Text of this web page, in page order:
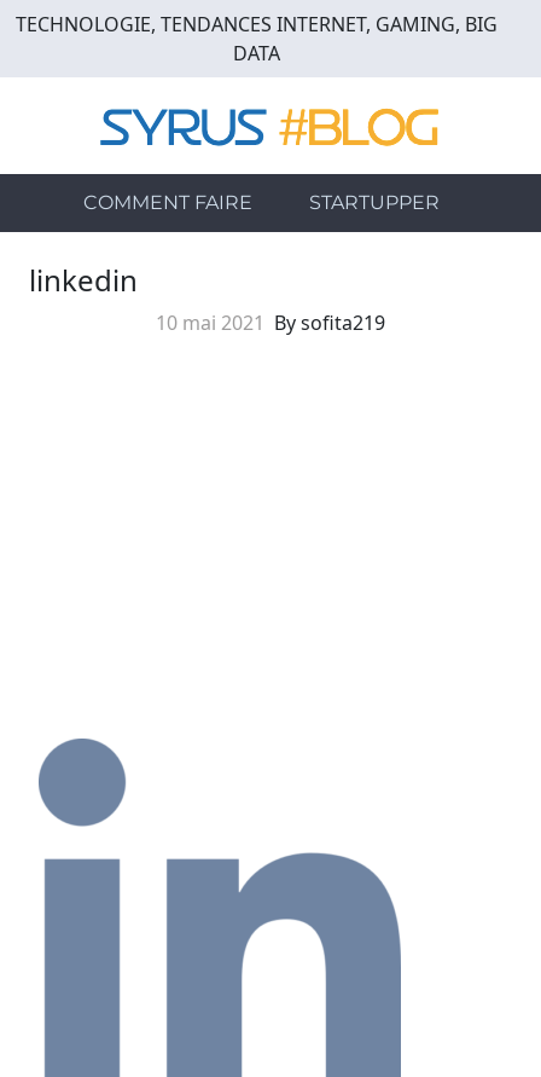
Skip
main
TECHNOLOGIE, TENDANCES INTERNET, GAMING, BIG
DATA
COMMENT FAIRE STARTUPPER
linkedin
10 mai 2021 By sofita219